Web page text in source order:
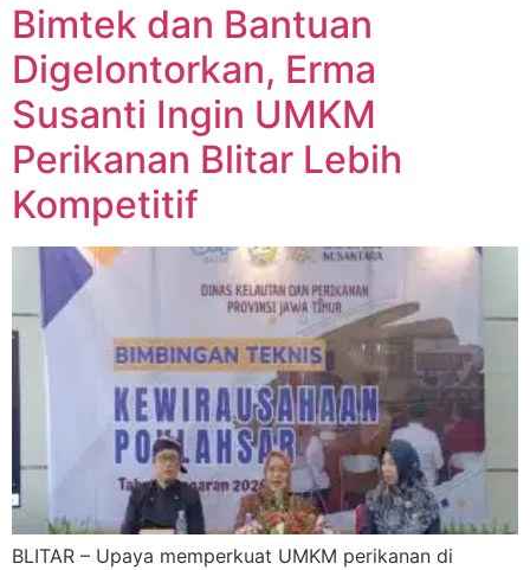
Bimtek dan Bantuan
Digelontorkan, Erma
Susanti Ingin UMKM
Perikanan Blitar Lebih
Kompetitif
BLITAR – Upaya memperkuat UMKM perikanan di